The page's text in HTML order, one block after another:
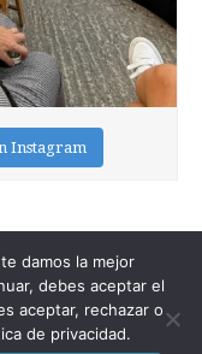
Instagram
Reserved.
damos la mejor
debes aceptar el
aceptar, rechazar o
de privacidad.